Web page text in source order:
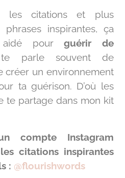
les citations et plus
inspirantes, ça
aidé pourguérir de
parle souvent de
créer un environnement
ta guérison. D’où les
te partage dans mon kit
compte Instagram
citations inspirantes
: @flourishwords